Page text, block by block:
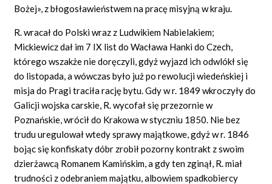
Bożej», z błogosławieństwem na pracę misyjną w kraju.
R. wracał do Polski wraz z Ludwikiem Nabielakiem;
Mickiewicz dał im 7 IX list do Wacława Hanki do Czech,
którego wszakże nie doręczyli, gdyż wyjazd ich odwlókł się
do listopada, a wówczas było już po rewolucji wiedeńskiej i
misja do Pragi traciła rację bytu. Gdy w r. 1849 wkroczyły do
Galicji wojska carskie, R. wycofał się przezornie w
Poznańskie, wrócił do Krakowa w styczniu 1850. Nie bez
trudu uregulował wtedy sprawy majątkowe, gdyż w r. 1846
bojąc się konfiskaty dóbr zrobił pozorny kontrakt z swoim
dzierżawcą Romanem Kamińskim, a gdy ten zginął, R. miał
trudności z odebraniem majątku, albowiem spadkobiercy